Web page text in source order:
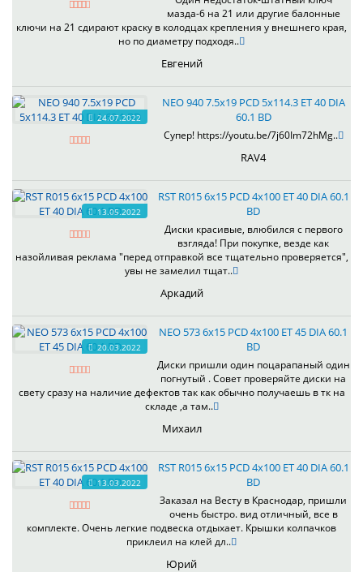
мазда-6 на 21 или другие балонные
ключи на 21 сдирают краску в колодцах крепления у внешнего края,
но по диаметру подходя..
Евгений
24.07.2022
NEO 940 7.5x19 PCD 5x114.3 ET 40 DIA
60.1 BD
Супер! https://youtu.be/7j60Im72hMg..
RAV4
13.05.2022
RST R015 6x15 PCD 4x100 ET 40 DIA 60.1
BD
Диски красивые, влюбился с первого
взгляда! При покупке, везде как
назойливая реклама "перед отправкой все тщательно проверяется",
увы не замелил тщат..
Аркадий
20.03.2022
NEO 573 6x15 PCD 4x100 ET 45 DIA 60.1
BD
Диски пришли один поцарапаный один
погнутый . Совет проверяйте диски на
свету сразу на наличие дефектов так как обычно получаешь в тк на
складе ,а там..
Михаил
13.03.2022
RST R015 6x15 PCD 4x100 ET 40 DIA 60.1
BD
Заказал на Весту в Краснодар, пришли
очень быстро. вид отличный, все в
комплекте. Очень легкие подвеска отдыхает. Крышки колпачков
приклеил на клей дл..
Юрий